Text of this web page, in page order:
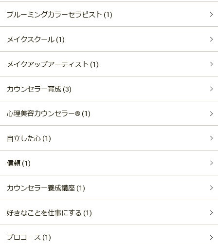
ブルーミングカラーセラピスト (1)
メイクスクール (1)
メイクアップアーティスト (1)
カウンセラー育成 (3)
心理美容カウンセラー®︎ (1)
自立した心 (1)
信頼 (1)
カウンセラー養成講座 (1)
好きなことを仕事にする (1)
プロコース (1)